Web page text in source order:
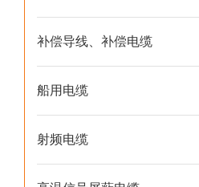
补偿导线、补偿电缆
船用电缆
射频电缆